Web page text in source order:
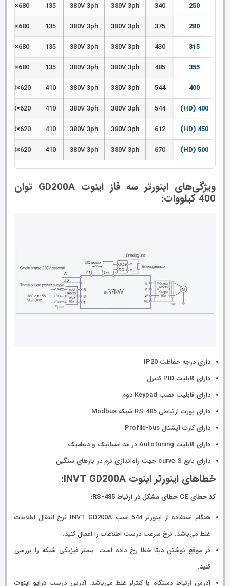
250
340
380V 3ph
380V 3ph
135
680×960×388
280
375
380V 3ph
380V 3ph
135
680×960×388
315
430
380V 3ph
380V 3ph
135
680×960×388
355
485
380V 3ph
380V 3ph
135
680×960×388
400
544
380V 3ph
380V 3ph
410
620×1700×560
400 (HD)
544
380V 3ph
380V 3ph
410
620×1700×560
450 (HD)
612
380V 3ph
380V 3ph
410
620×1700×560
500 (HD)
670
380V 3ph
380V 3ph
410
620×1700×560
ویژگی‌های اینورتر سه فاز اینوت GD200A توان
400 کیلووات:
داری درجه حفاظت IP20
دارای قابلیت PID کنترل
دارای قابلیت نصب Keypad دوم
دارای پورت ارتباطی RS-485 شبکه Modbus
دارای کارت آپشنال Profile-bus
دارای قابلیت Autotuning در مد استاتیک و دینامیک
دارای تابع curve S جهت راه‌اندازی نرم در بارهای سنگین
خطاهای اینورتر اینوت INVT GD200A:
کد خطای CE خطای مشکل در ارتباط RS-485:
هنگام استفاده از اینورتر 544 اسب INVT GD200A نرخ انتقال اطلاعات
غلط می‌باشد. نرخ سرعت درست اطلاعات را اعمال کنید.
در موقع نوشتن دیتا خطا رخ داده است. بستر فیزیکی شبکه را بررسی
کنید.
آدرس ارتباط دستگاه با کنترلر غلط می‌باشد. آدرس درست درایو اینوت